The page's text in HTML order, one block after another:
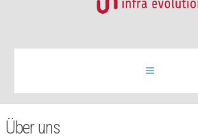
Über uns